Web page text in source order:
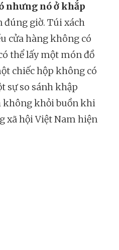
nhưng nó ở khắp
đúng giờ. Túi xách
cửa hàng không có
thể lấy một món đồ
chiếc hộp không có
sự so sánh khập
khỏi buồn khi
xã hội Việt Nam hiện